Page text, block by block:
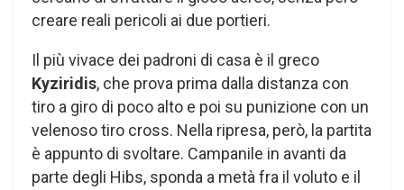
creare reali pericoli ai due portieri.
Il più vivace dei padroni di casa è il greco
Kyziridis, che prova prima dalla distanza con
tiro a giro di poco alto e poi su punizione con un
velenoso tiro cross. Nella ripresa, però, la partita
è appunto di svoltare. Campanile in avanti da
parte degli Hibs, sponda a metà fra il voluto e il